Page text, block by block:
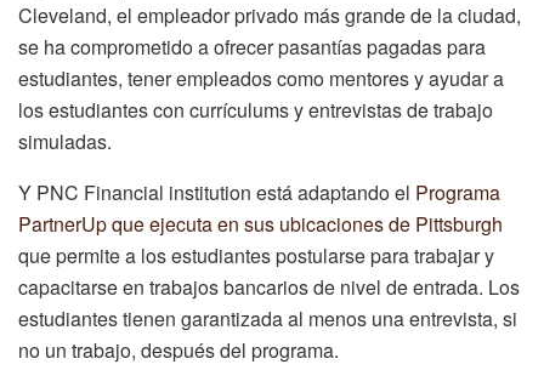
Cleveland, el empleador privado más grande de la ciudad,
se ha comprometido a ofrecer pasantías pagadas para
estudiantes, tener empleados como mentores y ayudar a
los estudiantes con currículums y entrevistas de trabajo
simuladas.
Y PNC Financial institution está adaptando el Programa
PartnerUp que ejecuta en sus ubicaciones de Pittsburgh
que permite a los estudiantes postularse para trabajar y
capacitarse en trabajos bancarios de nivel de entrada. Los
estudiantes tienen garantizada al menos una entrevista, si
no un trabajo, después del programa.